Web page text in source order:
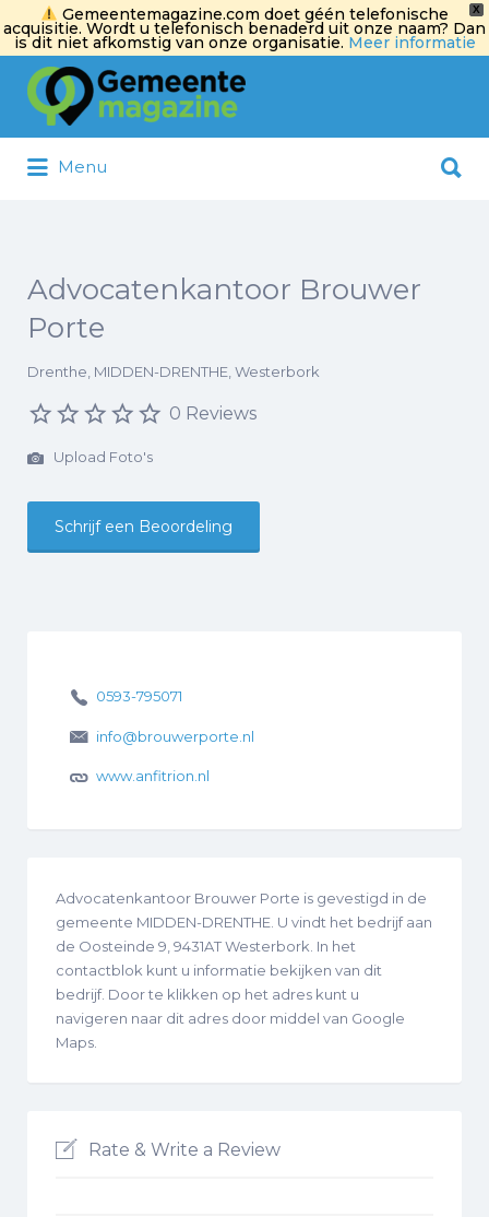
X
Gemeentemagazine.com doet géén telefonische
acquisitie. Wordt u telefonisch benaderd uit onze naam? Dan
is dit niet afkomstig van onze organisatie. Meer informatie
Zoek
naar:
Menu
naar:
Advocatenkantoor Brouwer
Porte
Drenthe, MIDDEN-DRENTHE, Westerbork
0 Reviews
Upload Foto's
Schrijf een Beoordeling
0593-795071
info@brouwerporte.nl
www.anfitrion.nl
Advocatenkantoor Brouwer Porte is gevestigd in de
gemeente MIDDEN-DRENTHE. U vindt het bedrijf aan
de Oosteinde 9, 9431AT Westerbork. In het
contactblok kunt u informatie bekijken van dit
bedrijf. Door te klikken op het adres kunt u
navigeren naar dit adres door middel van Google
Maps.
Rate & Write a Review